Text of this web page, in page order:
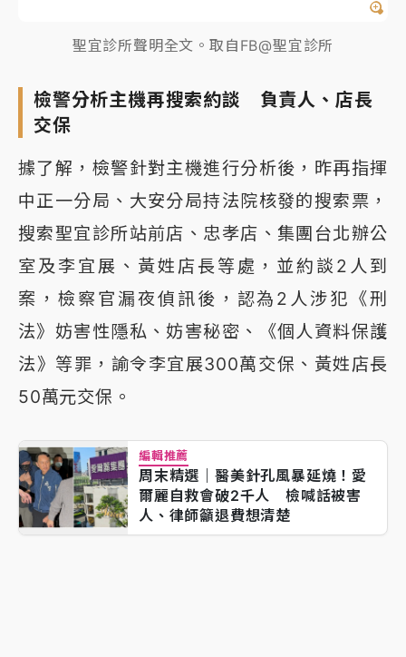
聖宜診所聲明全文。取自FB@聖宜診所
檢警分析主機再搜索約談 負責人、店長
交保
據了解，檢警針對主機進行分析後，昨再指揮
中正一分局、大安分局持法院核發的搜索票，
搜索聖宜診所站前店、忠孝店、集團台北辦公
室及李宜展、黃姓店長等處，並約談2人到
案，檢察官漏夜偵訊後，認為2人涉犯《刑
法》妨害性隱私、妨害秘密、《個人資料保護
法》等罪，諭令李宜展300萬交保、黃姓店長
50萬元交保。
編輯推薦
周末精選｜醫美針孔風暴延燒！愛
爾麗自救會破2千人 檢喊話被害
人、律師籲退費想清楚